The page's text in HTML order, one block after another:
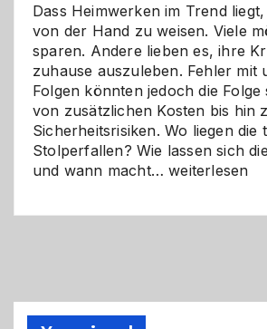
Dass Heimwerken im Trend
von der Hand zu weisen. Viele
sparen. Andere lieben es, ihre
zuhause auszuleben. Fehler mit
Folgen könnten jedoch die Folge
von zusätzlichen Kosten bis hin
Sicherheitsrisiken. Wo liegen die
Stolperfallen? Wie lassen sich
und wann macht…Selber
weiterlesen